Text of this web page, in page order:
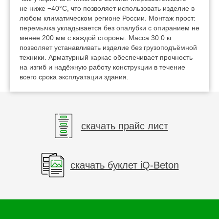
не ниже −40°C, что позволяет использовать изделие в
любом климатическом регионе России. Монтаж прост:
перемычка укладывается без опалубки с опиранием не
менее 200 мм с каждой стороны. Масса 30.0 кг
позволяет устанавливать изделие без грузоподъёмной
техники. Арматурный каркас обеспечивает прочность
на изгиб и надёжную работу конструкции в течение
всего срока эксплуатации здания.
скачать прайс лист
скачать буклет iQ-Beton